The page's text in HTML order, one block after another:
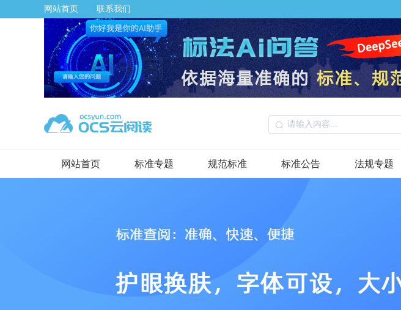
网站首页 联系我们
网站首页 标准专题 规范标准 标准公告 法规专题